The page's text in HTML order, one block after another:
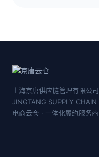
上海京唐供应链管理有限公司
JINGTANG SUPPLY CHAIN
电商云仓 · 一体化履约服务商